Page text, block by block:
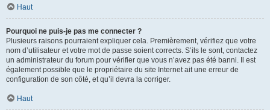
Haut
Pourquoi ne puis-je pas me connecter ?
Plusieurs raisons pourraient expliquer cela. Premièrement, vérifiez que votre
nom d’utilisateur et votre mot de passe soient corrects. S’ils le sont, contactez
un administrateur du forum pour vérifier que vous n’avez pas été banni. Il est
également possible que le propriétaire du site Internet ait une erreur de
configuration de son côté, et qu’il devra la corriger.
Haut